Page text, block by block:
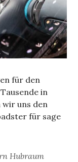
für den
in
wir uns den
für sage
Hubraum